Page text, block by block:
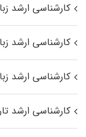
کارشناسی ارشد
کارشناسی ارشد
کارشناسی ارشد
کارشناسی ارشد